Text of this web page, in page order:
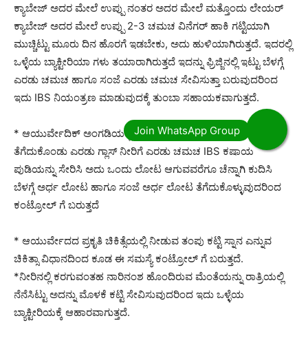
ಕ್ಯಾಬೇಜ್ ಅದರ ಮೇಲೆ ಉಪ್ಪು ನಂತರ ಅದರ ಮೇಲೆ ಮತ್ತೊಂದು ಲೇಯರ್
ಕ್ಯಾಬೇಜ್ ಅದರ ಮೇಲೆ ಉಪ್ಪು 2-3 ಚಮಚ ವಿನೆಗರ್ ಹಾಕಿ ಗಟ್ಟಿಯಾಗಿ
ಮುಚ್ಚಿಟ್ಟು ಮೂರು ದಿನ ಹೊರಗೆ ಇಡಬೇಕು, ಅದು ಹುಳಿಯಾಗಿರುತ್ತದೆ. ಇದರಲ್ಲಿ
ಒಳ್ಳೆಯ ಬ್ಯಾಕ್ಟೀರಿಯಾ ಗಳು ತಯಾರಾಗಿರುತ್ತದೆ ಇದನ್ನು ಫ್ರಿಜ್ಜಿನಲ್ಲಿ ಇಟ್ಟು ಬೆಳಗ್ಗೆ
ಎರಡು ಚಮಚ ಹಾಗೂ ಸಂಜೆ ಎರಡು ಚಮಚ ಸೇವಿಸುತ್ತಾ ಬರುವುದರಿಂದ
ಇದು IBS ನಿಯಂತ್ರಣ ಮಾಡುವುದಕ್ಕೆ ತುಂಬಾ ಸಹಾಯಕವಾಗುತ್ತದೆ.
* ಆಯುರ್ವೇದಿಕ್ ಅಂಗಡಿಯಲ್ಲಿ ಸಿಗುವ IBS ಕಷಾಯ ಪುಡಿಯನ್ನು
ತೆಗೆದುಕೊಂಡು ಎರಡು ಗ್ಲಾಸ್ ನೀರಿಗೆ ಎರಡು ಚಮಚ IBS ಕಷಾಯ
ಪುಡಿಯನ್ನು ಸೇರಿಸಿ ಅದು ಒಂದು ಲೋಟ ಆಗುವವರೆಗೂ ಚೆನ್ನಾಗಿ ಕುದಿಸಿ
ಬೆಳಗ್ಗೆ ಅರ್ಧ ಲೋಟ ಹಾಗೂ ಸಂಜೆ ಅರ್ಧ ಲೋಟ ತೆಗೆದುಕೊಳ್ಳುವುದರಿಂದ
ಕಂಟ್ರೋಲ್ ಗೆ ಬರುತ್ತದೆ
* ಆಯುರ್ವೇದದ ಪ್ರಕೃತಿ ಚಿಕಿತ್ಸೆಯಲ್ಲಿ ನೀಡುವ ತಂಪು ಕಟ್ಟಿ ಸ್ನಾನ ಎನ್ನುವ
ಚಿಕಿತ್ಸಾ ವಿಧಾನದಿಂದ ಕೂಡ ಈ ಸಮಸ್ಯೆ ಕಂಟ್ರೋಲ್ ಗೆ ಬರುತ್ತದೆ.
*ನೀರಿನಲ್ಲಿ ಕರಗುವಂತಹ ನಾರಿನಂಶ ಹೊಂದಿರುವ ಮೆಂತೆಯನ್ನು ರಾತ್ರಿಯಲ್ಲಿ
ನೆನೆಸಿಟ್ಟು ಅದನ್ನು ಮೊಳಕೆ ಕಟ್ಟಿ ಸೇವಿಸುವುದರಿಂದ ಇದು ಒಳ್ಳೆಯ
ಬ್ಯಾಕ್ಟೀರಿಯಕ್ಕೆ ಆಹಾರವಾಗುತ್ತದೆ.